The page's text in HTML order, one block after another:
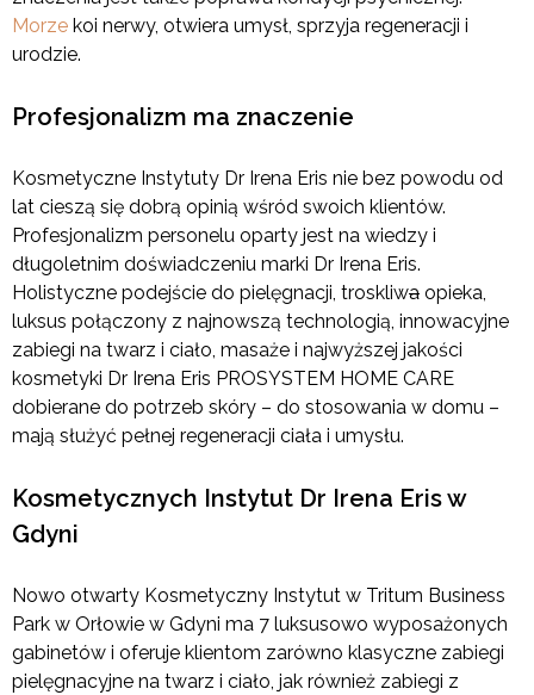
Morze koi nerwy, otwiera umysł, sprzyja regeneracji i
urodzie.
Profesjonalizm ma znaczenie
Kosmetyczne Instytuty Dr Irena Eris nie bez powodu od
lat cieszą się dobrą opinią wśród swoich klientów.
Profesjonalizm personelu oparty jest na wiedzy i
długoletnim doświadczeniu marki Dr Irena Eris.
Holistyczne podejście do pielęgnacji, troskliwa opieka,
luksus połączony z najnowszą technologią, innowacyjne
zabiegi na twarz i ciało, masaże i najwyższej jakości
kosmetyki Dr Irena Eris PROSYSTEM HOME CARE
dobierane do potrzeb skóry – do stosowania w domu –
mają służyć pełnej regeneracji ciała i umysłu.
Kosmetycznych Instytut Dr Irena Eris w
Gdyni
Nowo otwarty Kosmetyczny Instytut w Tritum Business
Park w Orłowie w Gdyni ma 7 luksusowo wyposażonych
gabinetów i oferuje klientom zarówno klasyczne zabiegi
pielęgnacyjne na twarz i ciało, jak również zabiegi z